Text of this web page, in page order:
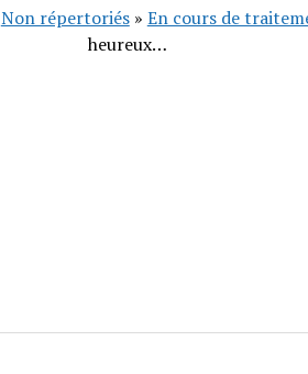
Non répertoriés» En cours de
heureux…